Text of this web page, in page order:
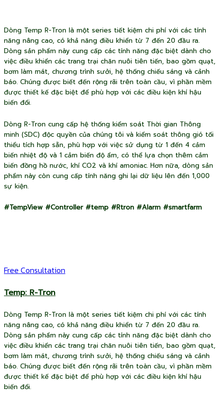
Dòng Temp R-Tron là một series tiết kiệm chi phí với các tính
năng nâng cao, có khả năng điều khiển từ 7 đến 20 đầu ra.
Dòng sản phẩm này cung cấp các tính năng đặc biệt dành cho
việc điều khiển các trang trại chăn nuôi tiên tiến, bao gồm quạt,
bơm làm mát, chương trình sưởi, hệ thống chiếu sáng và cảnh
báo. Chúng được biết đến rộng rãi trên toàn cầu, vì phần mềm
được thiết kế đặc biệt để phù hợp với các điều kiện khí hậu
biến đổi.
Dòng R-Tron cung cấp hệ thống kiểm soát Thời gian Thông
minh (SDC) độc quyền của chúng tôi và kiểm soát thông gió tối
thiểu tích hợp sẵn, phù hợp với việc sử dụng từ 1 đến 4 cảm
biến nhiệt độ và 1 cảm biến độ ẩm, có thể lựa chọn thêm cảm
biến đồng hồ nước, khí CO2 và khí amoniac. Hơn nữa, dòng sản
phẩm này còn cung cấp tính năng ghi lại dữ liệu lên đến 1,000
sự kiện.
#TempView #Controller #temp #Rtron #Alarm #smartfarm
Free Consultation
Temp: R-Tron
Dòng Temp R-Tron là một series tiết kiệm chi phí với các tính
năng nâng cao, có khả năng điều khiển từ 7 đến 20 đầu ra.
Dòng sản phẩm này cung cấp các tính năng đặc biệt dành cho
việc điều khiển các trang trại chăn nuôi tiên tiến, bao gồm quạt,
bơm làm mát, chương trình sưởi, hệ thống chiếu sáng và cảnh
báo. Chúng được biết đến rộng rãi trên toàn cầu, vì phần mềm
được thiết kế đặc biệt để phù hợp với các điều kiện khí hậu
biến đổi.